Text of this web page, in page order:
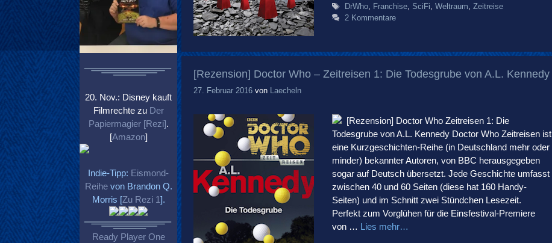
Schlagwörter
DrWho, Franchise, SciFi Weltraum Zeitreise
2 Kommentare
[Rezension] Doctor Who – Zeitreisen 1: Die Todesgrube von A.L. Kennedy
27. Februar 2016 von Laecheln
[Rezension] Doctor Who Zeitreisen 1: Die
Todesgrube von A.L. Kennedy Doctor Who Zeitreisen ist
eine Kurzgeschichten-Reihe (in Deutschland mehr oder
minder) bekannter Autoren, von BBC herausgegeben
sogar auf Deutsch übersetzt. Jede Geschichte umfasst
zwischen 40 und 60 Seiten (diese hat 160 Handy-
Seiten) und im Schnitt zwei Stündchen Lesezeit.
Perfekt zum Vorglühen für die Einsfestival-Premiere
von … Lies mehr…
20. Nov.: Disney kauft
Filmrechte zu Der
Papiermagier [Rezi].
[Amazon]
Indie-Tipp: Eismond-
Reihevon Brandon Q.
Morris [Zu Rezi 1].
Ready Player One